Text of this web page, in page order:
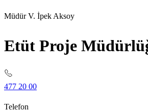
Müdür V. İpek Aksoy
Etüt Proje
477 20 00
Telefon